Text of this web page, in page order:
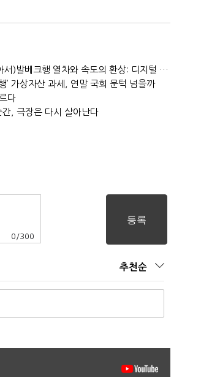
(잃어버린 경영을 찾아서)발베크행 열차와 속도의 환상: 디지털 전환과 물류 혁신의 포용적 노동 전략
’ 가상자산 과세, 연말 국회 문턱 넘을까
다
간, 극장은 다시 살아난다
0 /300
추천순